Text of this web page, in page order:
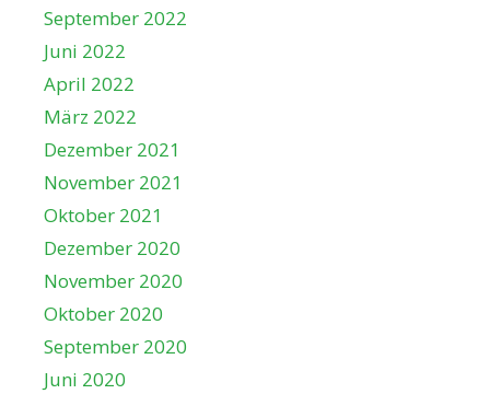
September 2022
Juni 2022
April 2022
März 2022
Dezember 2021
November 2021
Oktober 2021
Dezember 2020
November 2020
Oktober 2020
September 2020
Juni 2020